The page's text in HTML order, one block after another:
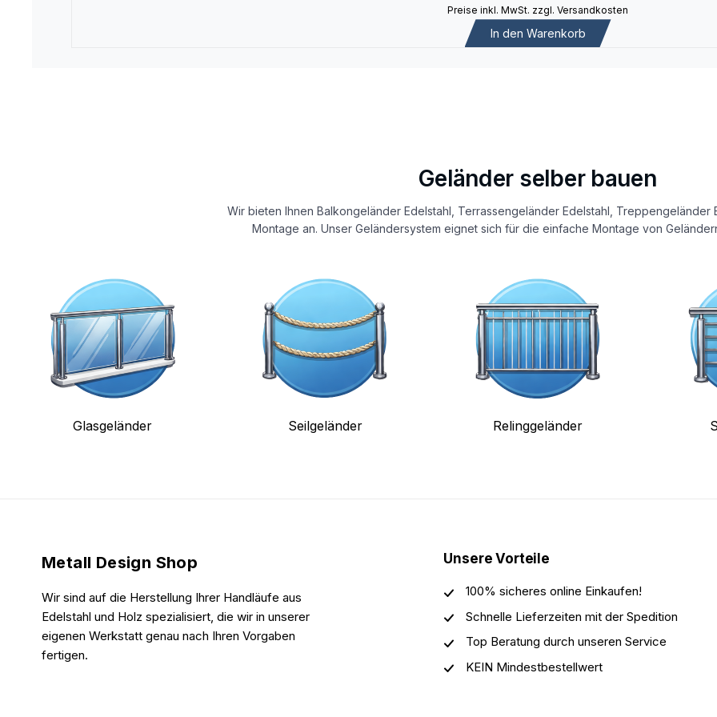
Preise inkl. MwSt. zzgl. Versandkosten
In den Warenkorb
Geländer selber bauen
Wir bieten Ihnen Balkongeländer Edelstahl, Terrassengeländer Edelstahl, Treppengeländer
Montage an. Unser Geländersystem eignet sich für die einfache Montage von
Glasgeländer Seilgeländer Relinggeländer
Metall Design Shop
Wir sind auf die Herstellung Ihrer Handläufe aus
Edelstahl und Holz spezialisiert, die wir in unserer
eigenen Werkstatt genau nach Ihren Vorgaben
fertigen.
Unsere Vorteile
100% sicheres online Einkaufen!
Schnelle Lieferzeiten mit der Spedition
Top Beratung durch unseren Service
KEIN Mindestbestellwert